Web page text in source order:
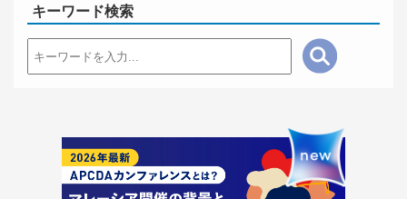
キーワード検索